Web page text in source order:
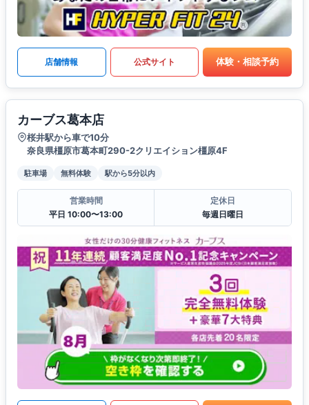
店舗情報 公式サイト 体験・相談予約
カーブス葛本店
桜井駅から車で10分
奈良県橿原市葛本町290-2クリエイション橿原4F
駐車場 無料体験 駅から5分以内
営業時間
平日 10:00〜13:00
定休日
毎週日曜日